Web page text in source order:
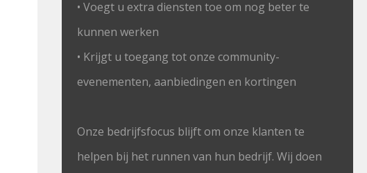
• Voegt u extra diensten toe om nog beter te
kunnen werken
• Krijgt u toegang tot onze community-
evenementen, aanbiedingen en kortingen
Onze bedrijfsfocus blijft om onze klanten te
helpen bij het runnen van hun bedrijf. Wij doen